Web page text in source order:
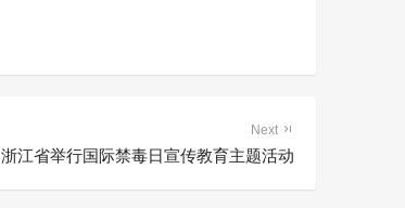
Next
浙江省举行国际禁毒日宣传教育主题活动